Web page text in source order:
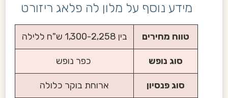
מידע נוסף על מלון לה פלאג ריזורט
טווח מחירים בין 1,300-2,258 ש"ח ללילה
סוג נופש כפר נופש
סוג פנסיון ארוחת בוקר כלולה